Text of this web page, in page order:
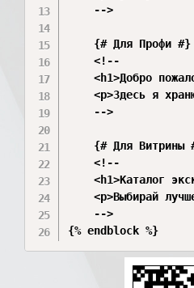
    -->
    {# Для Профи #}
    <!--
<h1>Добро
<p>Здесь я
    -->
{# Для Витрины
    <!--
<h1>Каталог
<p>Выбирай
    -->